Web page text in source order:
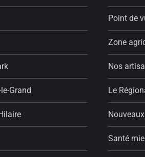
Grand
Point de
Zone
Nos
Le
Santé